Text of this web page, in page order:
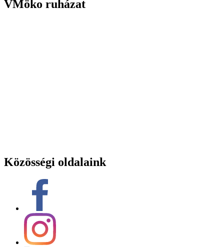
VMöko ruházat
Közösségi oldalaink